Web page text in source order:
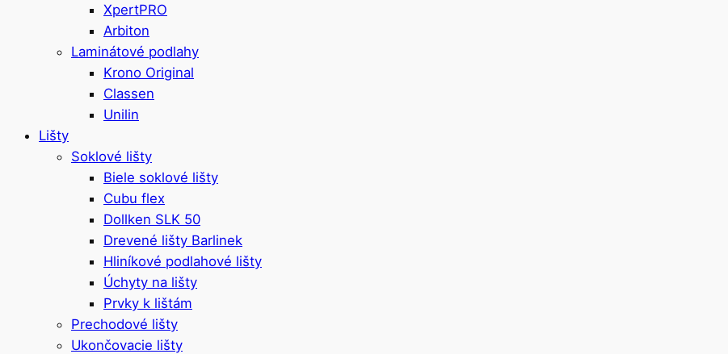
XpertPRO
Arbiton
Laminátové podlahy
Krono Original
Classen
Unilin
Lišty
Soklové lišty
Biele soklové lišty
Cubu flex
Dollken SLK 50
Drevené lišty Barlinek
Hliníkové podlahové lišty
Úchyty na lišty
Prvky k lištám
Prechodové lišty
Ukončovacie lišty